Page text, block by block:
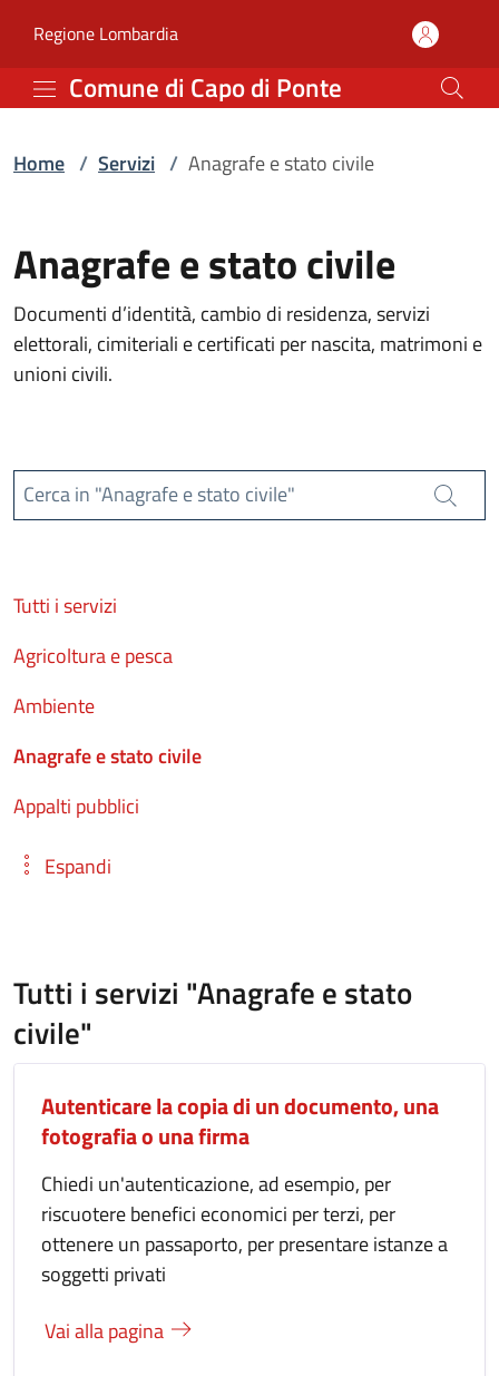
Servizi | Comune di
Regione Lombardia(apre in un'altra scheda).
Comune di Capo di Ponte
Home / Servizi / Anagrafe e stato civile
Anagrafe e stato civile
Documenti d’identità, cambio di residenza, servizi
elettorali, cimiteriali e certificati per nascita, matrimoni e
unioni civili.
Cerca in "Anagrafe e stato civile"
Cerca
Tutti i servizi
Agricoltura e pesca
Ambiente
Anagrafe e stato civile
Appalti pubblici
Espandi
Tutti i servizi "Anagrafe e stato
civile"
Autenticare la copia di un documento, una
fotografia o una firma
Chiedi un'autenticazione, ad esempio, per
riscuotere benefici economici per terzi, per
ottenere un passaporto, per presentare istanze a
soggetti privati
Vai alla pagina